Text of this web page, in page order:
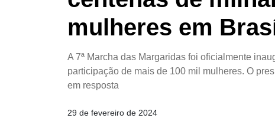
mulheres em
A 7ª Marcha das Margaridas foi oficialmente
participação de mais de 100 mil mulheres. O
em resposta
29 de fevereiro de 2024